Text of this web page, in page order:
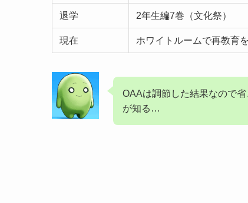
退学 2年生編7巻（文化祭）
現在 ホワイトルームで再教育
OAAは調節した結果なので
が知る…